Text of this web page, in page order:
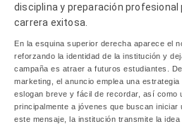
disciplina y preparación
carrera exitosa.
En la esquina superior derecha aparece el
reforzando la identidad de la institución y
campaña es atraer a futuros estudiantes.
marketing, el anuncio emplea una
eslogan breve y fácil de recordar, así como
principalmente a jóvenes que buscan
este mensaje, la institución transmite la